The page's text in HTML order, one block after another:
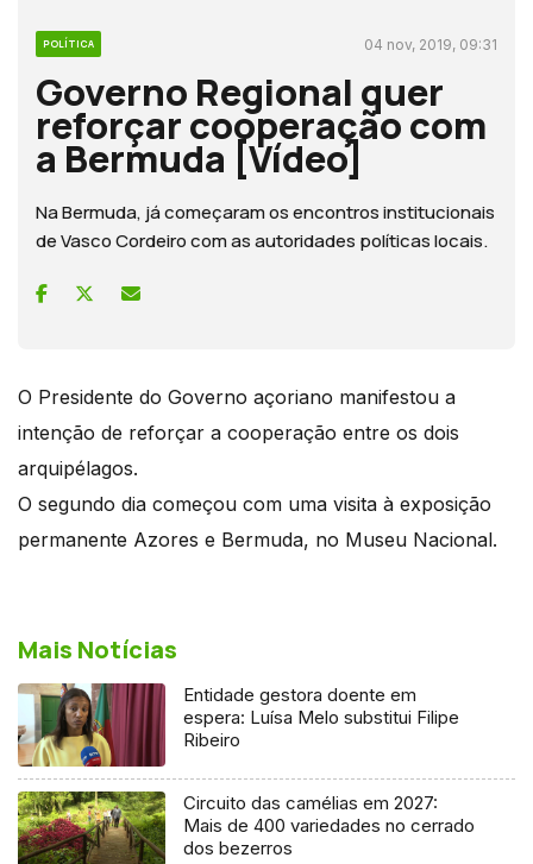
POLÍTICA 04 nov, 2019, 09:31
Governo Regional quer
reforçar cooperação com
a Bermuda [Vídeo]
Na Bermuda, já começaram os encontros institucionais
de Vasco Cordeiro com as autoridades políticas locais.
O Presidente do Governo açoriano manifestou a
intenção de reforçar a cooperação entre os dois
arquipélagos.
O segundo dia começou com uma visita à exposição
permanente Azores e Bermuda, no Museu Nacional.
Mais Notícias
Entidade gestora doente em
espera: Luísa Melo substitui Filipe
Ribeiro
Circuito das camélias em 2027:
Mais de 400 variedades no cerrado
dos bezerros